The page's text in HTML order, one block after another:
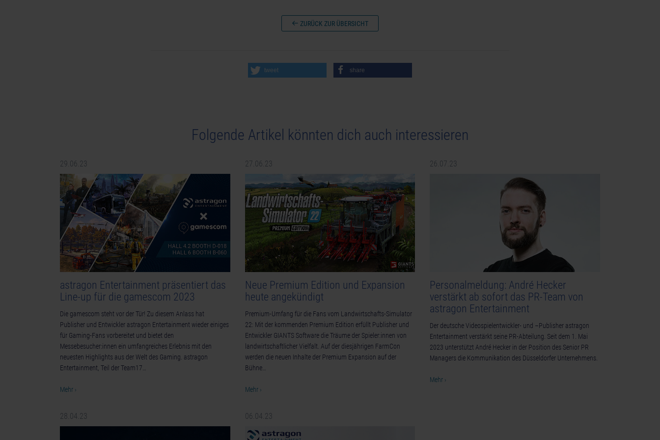
ZURÜCK ZUR ÜBERSICHT
tweet share
Folgende Artikel könnten dich auch interessieren
29.06.23
astragon Entertainment präsentiert das
Line-up für die gamescom 2023
Die gamescom steht vor der Tür! Zu diesem Anlass hat
Publisher und Entwickler astragon Entertainment wieder einiges
für Gaming-Fans vorbereitet und bietet den
Messebesucher:innen ein umfangreiches Erlebnis mit den
neuesten Highlights aus der Welt des Gaming. astragon
Entertainment, Teil der Team17…
Mehr ›
27.06.23
Neue Premium Edition und Expansion
heute angekündigt
Premium-Umfang für die Fans vom Landwirtschafts-Simulator
22: Mit der kommenden Premium Edition erfüllt Publisher und
Entwickler GIANTS Software die Träume der Spieler:innen von
landwirtschaftlicher Vielfalt. Auf der diesjährigen FarmCon
werden die neuen Inhalte der Premium Expansion auf der
Bühne…
Mehr ›
26.07.23
Personalmeldung: André Hecker
verstärkt ab sofort das PR-Team von
astragon Entertainment
Der deutsche Videospielentwickler- und –Publisher astragon
Entertainment verstärkt seine PR-Abteilung. Seit dem 1. Mai
2023 unterstützt André Hecker in der Position des Senior PR
Managers die Kommunikation des Düsseldorfer Unternehmens.
Mehr ›
28.04.23 06.04.23